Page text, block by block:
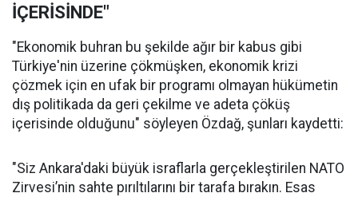
İÇERİSİNDE"
"Ekonomik buhran bu şekilde ağır bir kabus gibi
Türkiye'nin üzerine çökmüşken, ekonomik krizi
çözmek için en ufak bir programı olmayan hükümetin
dış politikada da geri çekilme ve adeta çöküş
içerisinde olduğunu" söyleyen Özdağ, şunları kaydetti:
"Siz Ankara'daki büyük israflarla gerçekleştirilen NATO
Zirvesi’nin sahte pırıltılarını bir tarafa bırakın. Esas